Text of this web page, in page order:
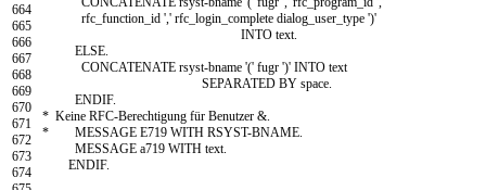
664
665
666
667
668
669
670
671
672
673
674
rfc function id ',' rfc login complete dialog user type ')'
INTO text
ELSE
CONCATENATE rsyst-bname '(' fugr ')' INTO text
SEPARATED BY space
ENDIF.
* Keine RFC-Berechtigung für Benutzer &.
* MESSAGE E719 WITH RSYST-BNAME.
MESSAGE a719 WITH text
ENDIF.